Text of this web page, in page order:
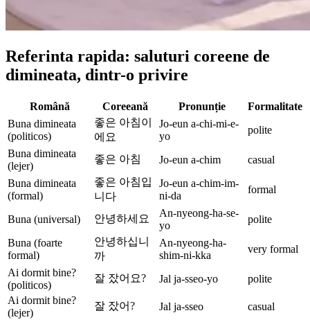
Referinta rapida: saluturi coreene de
dimineata, dintr-o privire
Română Coreeană Pronunție
Formalitate
Buna dimineata
(politicos)
좋은 아침이
에요
Jo-eun a-chi-mi-e-
yo
polite
Buna dimineata
(lejer)
좋은 아침 Jo-eun a-chim
casual
Buna dimineata
(formal)
좋은 아침입
니다
Jo-eun a-chim-im-
ni-da
formal
Buna (universal) 안녕하세요
An-nyeong-ha-se-
yo
polite
Buna (foarte
formal)
안녕하십니
까
An-nyeong-ha-
shim-ni-kka
very formal
Ai dormit bine?
(politicos)
잘 잤어요? Jal ja-sseo-yo
polite
Ai dormit bine?
(lejer)
잘 잤어? Jal ja-sseo
casual